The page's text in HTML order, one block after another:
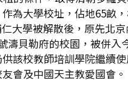
為大學校址，佔地65畝
大學被解散後，原先北
濤貝勒府的校園，被併入
該校教師培訓學院繼續
會及中國天主教愛國會。